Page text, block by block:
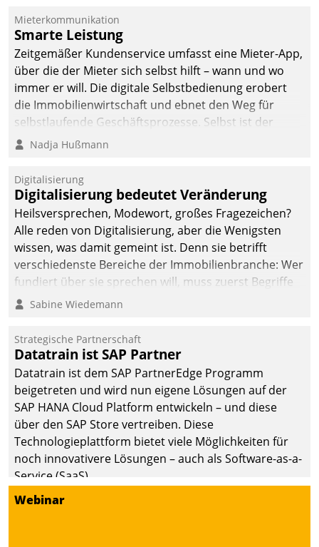
Mieterkommunikation
Smarte Leistung
Zeitgemäßer Kundenservice umfasst eine Mieter-App,
über die der Mieter sich selbst hilft – wann und wo
immer er will. Die digitale Selbstbedienung erobert
die Immobilienwirtschaft und ebnet den Weg für
selbstlaufende Geschäftsprozesse. Selbst ist der
Kunde und smart der Serviceanbieter.
Nadja Hußmann
Digitalisierung
Digitalisierung bedeutet Veränderung
Heilsversprechen, Modewort, großes Fragezeichen?
Alle reden von Digitalisierung, aber die Wenigsten
wissen, was damit gemeint ist. Denn sie betrifft
verschiedenste Bereiche der Immobilienbranche: Wer
fundiert über sie sprechen will, muss zuerst Begriffe
klären. Ein Aspekt ist die betriebliche Optimierung:
Einsparungen durch optimierte und automatisierte
Prozesse. Doch man darf nicht zu viel erwarten: Allein
mit der Einführung einer neuen Software ist es nicht
getan. Die Digitalisierung erfordert von Unternehmen
die Bereitschaft, sich zu überprüfen, zu hinterfragen
und zu verändern.
Sabine Wiedemann
Strategische Partnerschaft
Datatrain ist SAP Partner
Datatrain ist dem SAP PartnerEdge Programm
beigetreten und wird nun eigene Lösungen auf der
SAP HANA Cloud Platform entwickeln – und diese
über den SAP Store vertreiben. Diese
Technologieplattform bietet viele Möglichkeiten für
noch innovativere Lösungen – auch als Software-as-a-
Service (SaaS).
Webinar